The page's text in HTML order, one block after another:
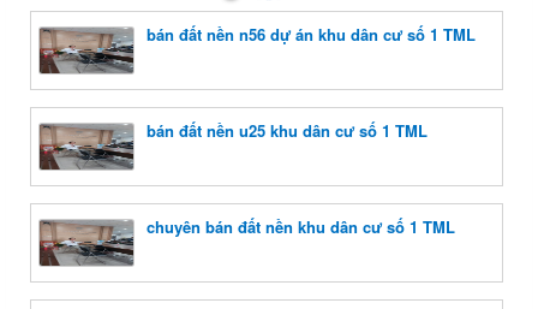
bán đất nền n56 dự án khu dân cư số 1 TML
bán đất nền u25 khu dân cư số 1 TML
chuyên bán đất nền khu dân cư số 1 TML